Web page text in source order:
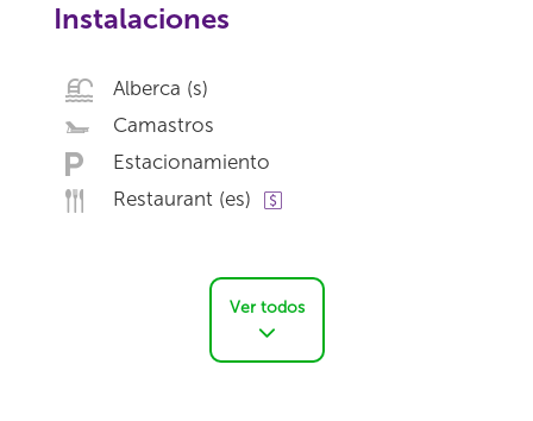
Instalaciones
Alberca (s)
Camastros
Estacionamiento
Restaurant (es)
Ver todos